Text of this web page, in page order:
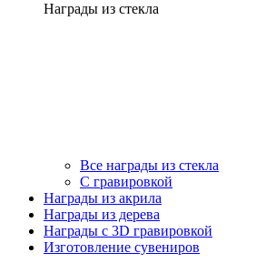
Награды из стекла
Все награды из стекла
С гравировкой
Награды из акрила
Награды из дерева
Награды с 3D гравировкой
Изготовление сувениров